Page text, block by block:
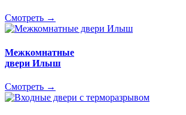
Смотреть →
Межкомнатные
двери Илыш
Смотреть →